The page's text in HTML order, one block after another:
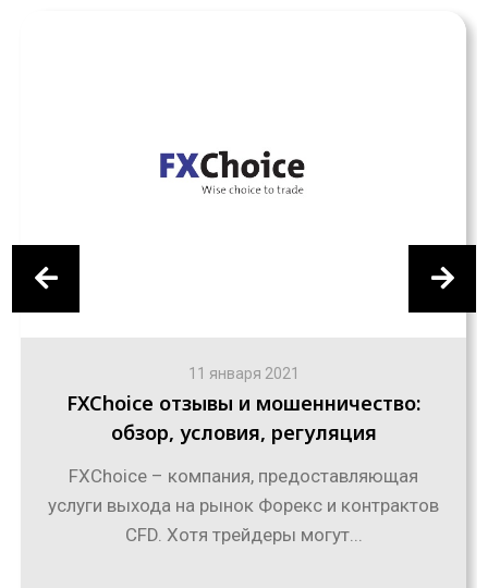
11 января 2021
FXChoice отзывы и мошенничество:
обзор, условия, регуляция
FXChoice – компания, предоставляющая
услуги выхода на рынок Форекс и контрактов
CFD. Хотя трейдеры могут...